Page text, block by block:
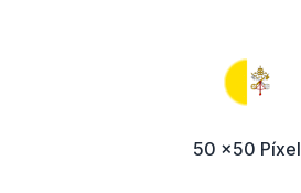
50 x50 Píxel